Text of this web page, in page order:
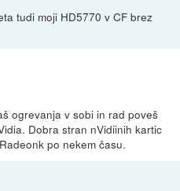
tudi moji HD5770 v CF brez
ogrevanja v sobi in rad poveš
Dobra stran nVidiinih kartic
po nekem času.